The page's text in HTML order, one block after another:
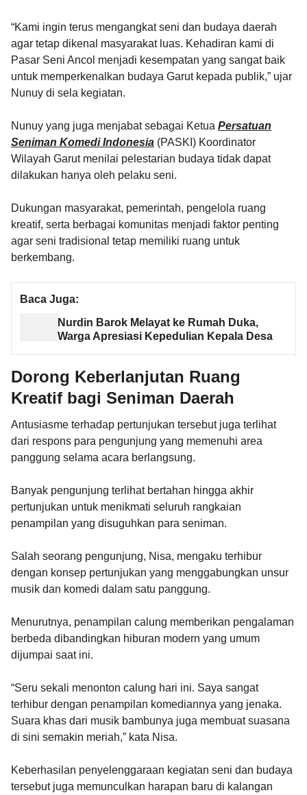
“Kami ingin terus mengangkat seni dan budaya daerah
agar tetap dikenal masyarakat luas. Kehadiran kami di
Pasar Seni Ancol menjadi kesempatan yang sangat baik
untuk memperkenalkan budaya Garut kepada publik,” ujar
Nunuy di sela kegiatan.
Nunuy yang juga menjabat sebagai Ketua Persatuan
Seniman Komedi Indonesia (PASKI) Koordinator
Wilayah Garut menilai pelestarian budaya tidak dapat
dilakukan hanya oleh pelaku seni.
Dukungan masyarakat, pemerintah, pengelola ruang
kreatif, serta berbagai komunitas menjadi faktor penting
agar seni tradisional tetap memiliki ruang untuk
berkembang.
Baca Juga:
Nurdin Barok Melayat ke Rumah Duka,
Warga Apresiasi Kepedulian Kepala Desa
Dorong Keberlanjutan Ruang
Kreatif bagi Seniman Daerah
Antusiasme terhadap pertunjukan tersebut juga terlihat
dari respons para pengunjung yang memenuhi area
panggung selama acara berlangsung.
Banyak pengunjung terlihat bertahan hingga akhir
pertunjukan untuk menikmati seluruh rangkaian
penampilan yang disuguhkan para seniman.
Salah seorang pengunjung, Nisa, mengaku terhibur
dengan konsep pertunjukan yang menggabungkan unsur
musik dan komedi dalam satu panggung.
Menurutnya, penampilan calung memberikan pengalaman
berbeda dibandingkan hiburan modern yang umum
dijumpai saat ini.
“Seru sekali menonton calung hari ini. Saya sangat
terhibur dengan penampilan komediannya yang jenaka.
Suara khas dari musik bambunya juga membuat suasana
di sini semakin meriah,” kata Nisa.
Keberhasilan penyelenggaraan kegiatan seni dan budaya
tersebut juga memunculkan harapan baru di kalangan